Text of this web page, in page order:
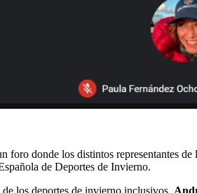
donde los distintos representantes
de Deportes de Invierno.
los deportes de invierno inclusivos.